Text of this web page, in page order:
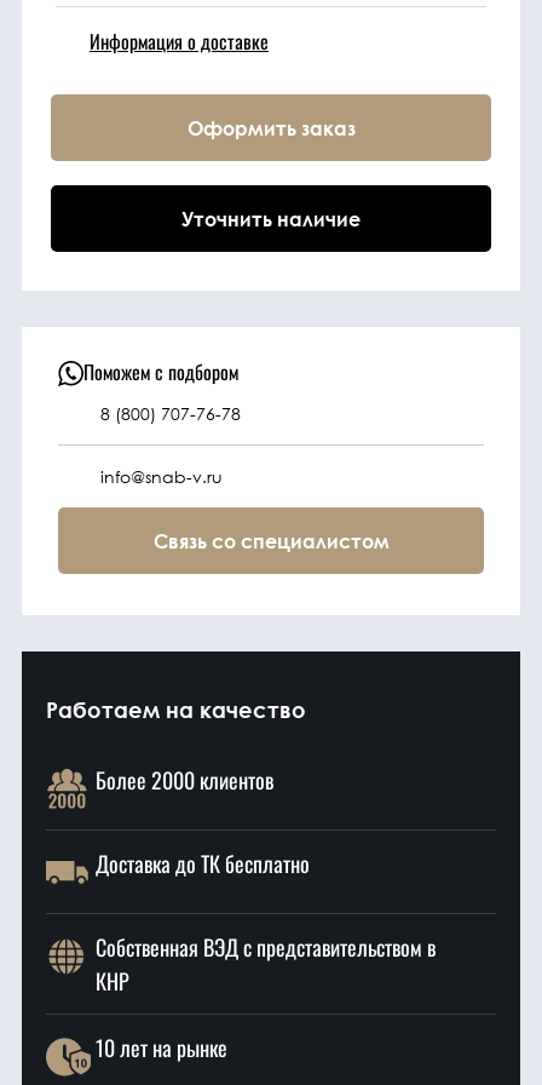
Фильтрующие
элементы
Ходовые части
система
Информация о доставке
Оформить заказ
Уточнить наличие
Поможем с подбором
8 (800) 707-76-78
info@snab-v.ru
Связь со специалистом
Работаем на качество
Более 2000 клиентов
Доставка до ТК бесплатно
Собственная ВЭД с представительством в
КНР
10 лет на рынке